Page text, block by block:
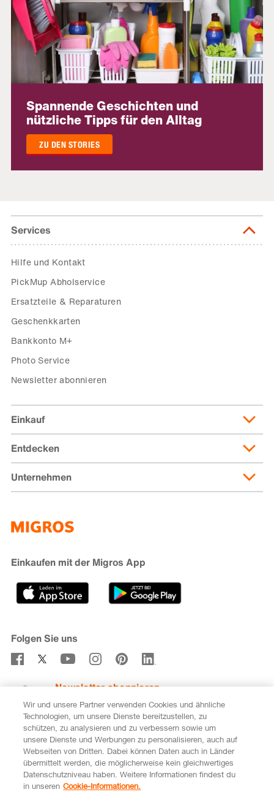
Spannende Geschichten und
nützliche Tipps für den Alltag
ZU DEN STORIES
Services
Hilfe und Kontakt
PickMup Abholservice
Ersatzteile & Reparaturen
Geschenkkarten
Bankkonto M+
Photo Service
Newsletter abonnieren
Einkauf
Lieferung & Lieferkosten
Lieferpass
Zahlungsmöglichkeiten
Cumulus
Filialfinder
Entdecken
Migusto
iMpuls
Migros Bank
Unternehmen
Nachhaltigkeit
Karriere
Sponsoring
Medien
Verhaltenskodex & Meldestelle
Einkaufen mit der Migros App
Folgen Sie uns
Newsletter abonnieren
Rechtliches Datenschutz
Impressum
Cookie-Einstellungen
FR
Wir und unsere Partner verwenden Cookies und ähnliche
Technologien, um unsere Dienste bereitzustellen, zu
schützen, zu analysieren und zu verbessern sowie um
unsere Dienste und Werbungen zu personalisieren, auch auf
Webseiten von Dritten. Dabei können Daten auch in Länder
übermittelt werden, die möglicherweise kein gleichwertiges
Datenschutzniveau haben. Weitere Informationen findest du
in unseren Cookie-Informationen.